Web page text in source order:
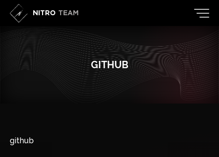
NITRO TEAM
GITHUB
github